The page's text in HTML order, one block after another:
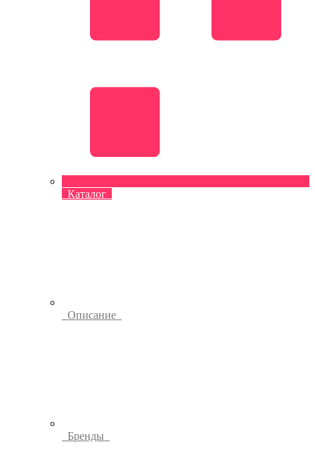
Каталог
Описание
Бренды